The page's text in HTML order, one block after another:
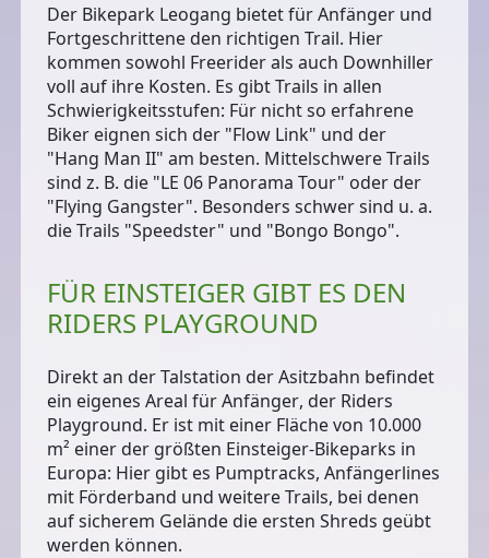
Der Bikepark Leogang bietetfür Anfänger und
Fortgeschrittene den richtigen Trail. Hier
kommensowohl Freerider als auch Downhiller
voll auf ihre Kosten. Es gibt Trails in allen
Schwierigkeitsstufen: Für nicht so erfahrene
Biker eignen sich der "Flow Link" und der
"Hang Man II" am besten. Mittelschwere Trails
sind z. B. die "LE 06 Panorama Tour" oder der
"Flying Gangster". Besonders schwer sind u. a.
die Trails "Speedster" und "Bongo Bongo".
FÜR EINSTEIGER GIBT ES DEN
RIDERS PLAYGROUND
Direkt an der Talstation der Asitzbahn befindet
ein eigenes Areal für Anfänger, der Riders
Playground. Er ist mit einer Fläche von 10.000
m² einer der größten Einsteiger-Bikeparks in
Europa: Hier gibt es Pumptracks, Anfängerlines
mit Förderband und weitere Trails, bei denen
auf sicherem Gelände die ersten Shreds geübt
werden können.